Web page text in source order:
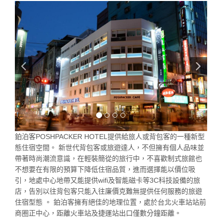
鉑泊客POSHPACKER HOTEL提供給旅人或背包客的一種新型
態住宿空間。 新世代背包客或旅遊達人，不但擁有個人品味並
帶著時尚潮流意識，在輕裝簡從的旅行中，不喜歡制式旅館也
不想要在有限的預算下降低住宿品質，進而選擇能以價位吸
引，地處中心地帶又能提供wifi及智能磁卡等3C科技設備的旅
店，告別以往背包客只能入往廉價克難無提供任何服務的旅遊
住宿型態 。 鉑泊客擁有絕佳的地理位置，處於台北火車站站前
商圈正中心，距離火車站及捷運站出口僅數分鐘距離。